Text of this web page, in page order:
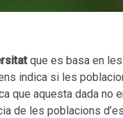
que es basa en les
indica si les
que aquesta dada no
de les poblacions